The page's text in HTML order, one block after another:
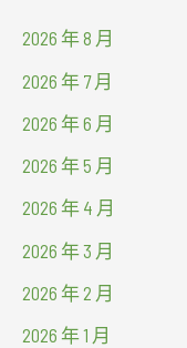
2026 年 8 月
2026 年 7 月
2026 年 6 月
2026 年 5 月
2026 年 4 月
2026 年 3 月
2026 年 2 月
2026 年 1 月